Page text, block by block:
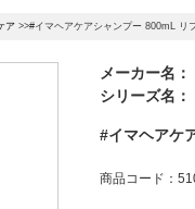
ア >>#イマヘアケアシャンプー 800mL リ
メーカー名
シリーズ名
#イマヘアケ
商品コード：